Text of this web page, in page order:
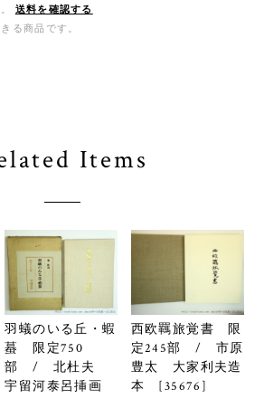
送料を確認する
る商品です。
Items
羽蟻のいる丘・蝦
蟇 限定750
部 / 北杜夫
宇留河泰呂挿画
西欧羈旅覚書 限
定245部 / 市原
豊太 大家利夫造
本 [35676]